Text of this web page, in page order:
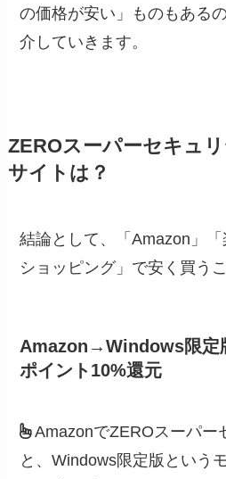
の価格が安い」ものもある
介していきます。
ZEROスーパーセキュ
サイトは？
結論として、「Amazon」
ショッピング」で安く買う
Amazon→Windows限定
ポイント10%還元
AmazonでZEROスーパー
と、Windows限定版という